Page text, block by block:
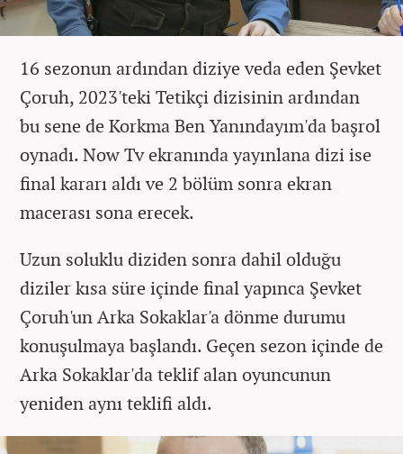
16 sezonun ardından diziye veda eden Şevket
Çoruh, 2023'teki Tetikçi dizisinin ardından
bu sene de Korkma Ben Yanındayım'da başrol
oynadı. Now Tv ekranında yayınlana dizi ise
final kararı aldı ve 2 bölüm sonra ekran
macerası sona erecek.
Uzun soluklu diziden sonra dahil olduğu
diziler kısa süre içinde final yapınca Şevket
Çoruh'un Arka Sokaklar'a dönme durumu
konuşulmaya başlandı. Geçen sezon içinde de
Arka Sokaklar'da teklif alan oyuncunun
yeniden aynı teklifi aldı.